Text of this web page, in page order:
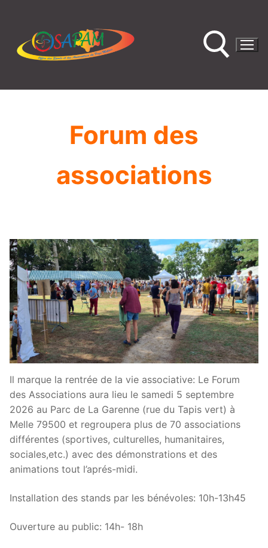
Forum des
associations
Il marque la rentrée de la vie associative: Le Forum
des Associations aura lieu le samedi 5 septembre
2026 au Parc de La Garenne (rue du Tapis vert) à
Melle 79500 et regroupera plus de 70 associations
différentes (sportives, culturelles, humanitaires,
sociales,etc.) avec des démonstrations et des
animations tout l’aprés-midi.
Installation des stands par les bénévoles: 10h-13h45
Ouverture au public: 14h- 18h